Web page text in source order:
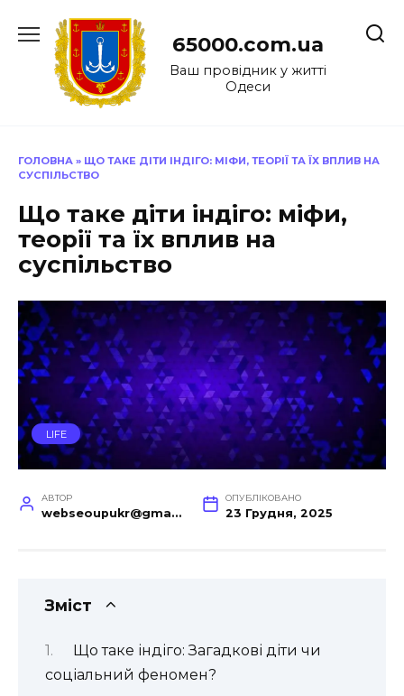
до
65000.com.ua
Ваш провідник у житті
Одеси
ГОЛОВНА » ЩО ТАКЕ ДІТИ ІНДІГО: МІФИ, ТЕОРІЇ ТА ЇХ ВПЛИВ НА
СУСПІЛЬСТВО
Що таке діти індіго: міфи,
теорії та їх вплив на
суспільство
LIFE
АВТОР
webseoupukr@gmail.com
ОПУБЛІКОВАНО
23 Грудня, 2025
Зміст
Що таке індіго: Загадкові діти чи
соціальний феномен?